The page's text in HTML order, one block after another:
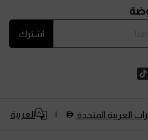
اشترك
العربية المتحدة العربية